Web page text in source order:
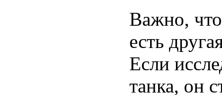
Важно,
есть
Если
танка, он